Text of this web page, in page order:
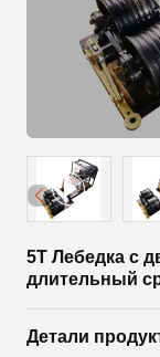
5T Лебедка с
длительный
Детали